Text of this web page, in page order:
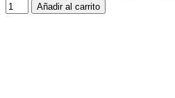
Añadir al carrito